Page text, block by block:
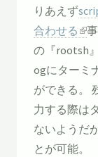
りあえず
合わせる
の『rootsh
ogにターミ
ができる。
力する際は
ないようだ
とが可能。